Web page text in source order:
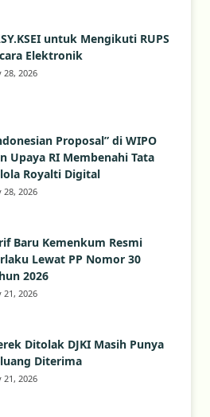
untuk Mengikuti RUPS
Elektronik
28, 2026
Proposal” di WIPO
Upaya RI Membenahi Tata
Royalti Digital
28, 2026
Baru Kemenkum Resmi
Lewat PP Nomor 30
2026
21, 2026
Ditolak DJKI Masih Punya
Diterima
21, 2026